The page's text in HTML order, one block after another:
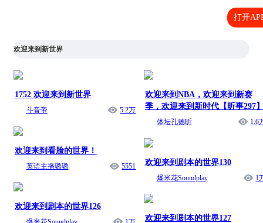
打开
欢迎来到新世界
1752 欢迎来到新世界
斗音帝 5.2万
欢迎来到看脸的世界！
英语主播璐璐 5551
欢迎来到剧本的世界126
欢迎来到NBA，欢迎来到新赛
季，欢迎来到新时代【昕事297
体坛孔德昕 1.6
欢迎来到剧本的世界130
爆米花Soundplay 1
欢迎来到剧本的世界127